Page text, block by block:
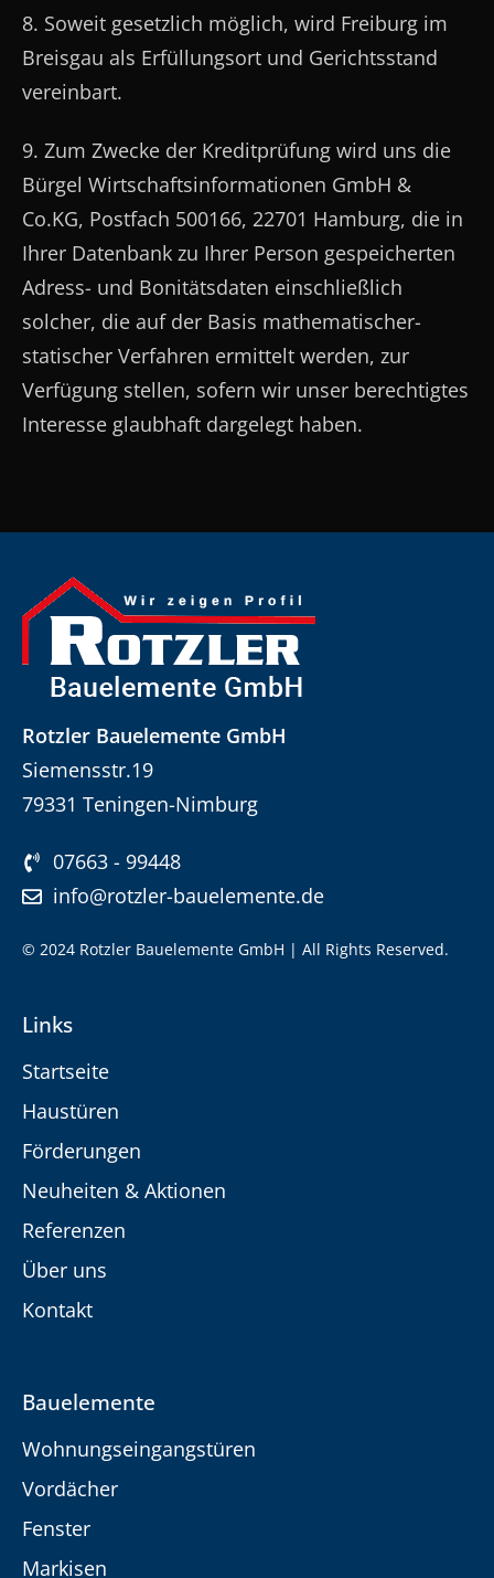
8. Soweit gesetzlich möglich, wird Freiburg im
Breisgau als Erfüllungsort und Gerichtsstand
vereinbart.
9. Zum Zwecke der Kreditprüfung wird uns die
Bürgel Wirtschaftsinformationen GmbH &
Co.KG, Postfach 500166, 22701 Hamburg, die in
Ihrer Datenbank zu Ihrer Person gespeicherten
Adress- und Bonitätsdaten einschließlich
solcher, die auf der Basis mathematischer-
statischer Verfahren ermittelt werden, zur
Verfügung stellen, sofern wir unser berechtigtes
Interesse glaubhaft dargelegt haben.
Rotzler Bauelemente GmbH
Siemensstr.19
79331 Teningen-Nimburg
07663 - 99448
info@rotzler-bauelemente.de
© 2024 Rotzler Bauelemente GmbH | All Rights Reserved.
Links
Startseite
Haustüren
Förderungen
Neuheiten & Aktionen
Referenzen
Über uns
Kontakt
Bauelemente
Wohnungseingangstüren
Vordächer
Fenster
Markisen